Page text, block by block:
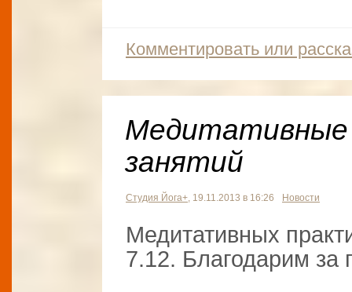
Комментировать или
Медитативные
занятий
Студия Йога+, 19.11.2013 в 16:26 Новости
Медитативных
7.12. Благодарим за